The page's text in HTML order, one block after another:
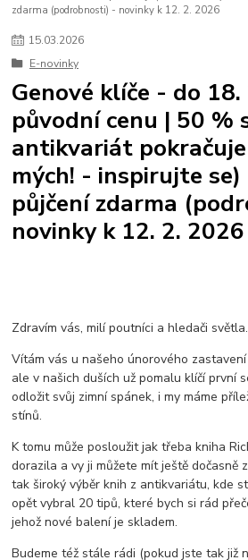
zdarma (podrobnosti) - novinky k 12. 2. 2026
15.03.2026
E-novinky
Genové klíče - do 18.
původní cenu | 50 %
antikvariát
mých! - inspirujte
půjčení zdarma
novinky k 12. 2. 2026
Zdravím vás, milí poutníci a hledači světla.
Vítám vás u našeho únorového
ale v našich duších už pomalu klíčí první
odložit svůj zimní spánek, i my máme
stínů.
K tomu může posloužit jak třeba kniha
dorazila a vy ji můžete mít ještě dočasně
tak široký výběr knih z antikvariátu, kde
opět vybral 20 tipů, které bych si rád
jehož nové balení je skladem.
Budeme též stále rádi (pokud jste tak již